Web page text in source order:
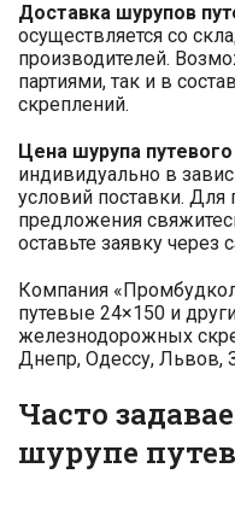
Доставка шурупов
осуществляется со
производителей.
партиями, так и в
скреплений.
Цена шурупа
индивидуально в
условий поставки.
предложения
оставьте заявку через
Компания
путевые 24×150 и
железнодорожных
Днепр, Одессу, Львов,
Часто
шурупе